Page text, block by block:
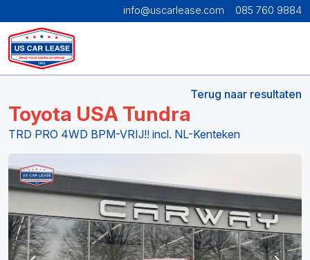
info@uscarlease.com 085 760 9884
Terug naar resultaten
Toyota USA Tundra
TRD PRO 4WD BPM-VRIJ!! incl. NL-Kenteken